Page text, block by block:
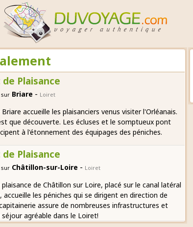
Plaisance
sur Briare - Loiret
accueille les plaisanciers venus visiter l'Orléanais.
que découverte. Les écluses et le somptueux pont
à l'étonnement des équipages des péniches.
Plaisance
sur Châtillon-sur-Loire - Loiret
de Châtillon sur Loire, placé sur le canal latéral
accueille les péniches qui se dirigent en direction de
assure de nombreuses infrastructures et
agréable dans le Loiret!